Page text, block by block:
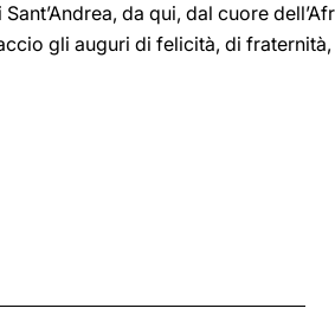
da qui, dal cuore
gli auguri di felicità, di